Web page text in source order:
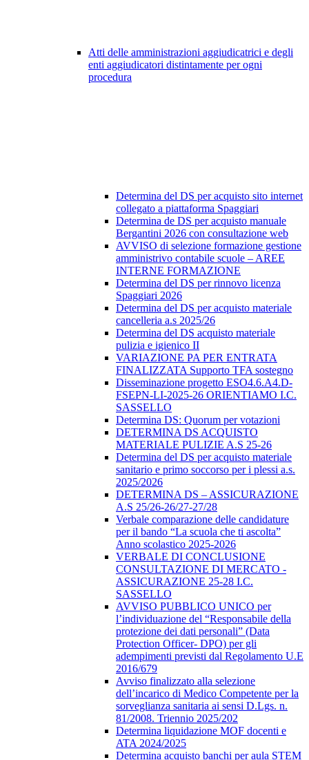
Atti delle amministrazioni aggiudicatrici e degli
enti aggiudicatori distintamente per ogni
procedura
Determina del DS per acquisto sito internet
collegato a piattaforma Spaggiari
Determina de DS per acquisto manuale
Bergantini 2026 con consultazione web
AVVISO di selezione formazione gestione
amministrivo contabile scuole – AREE
INTERNE FORMAZIONE
Determina del DS per rinnovo licenza
Spaggiari 2026
Determina del DS per acquisto materiale
cancelleria a.s 2025/26
Determina del DS acquisto materiale
pulizia e igienico II
VARIAZIONE PA PER ENTRATA
FINALIZZATA Supporto TFA sostegno
Disseminazione progetto ESO4.6.A4.D-
FSEPN-LI-2025-26 ORIENTIAMO I.C.
SASSELLO
Determina DS: Quorum per votazioni
DETERMINA DS ACQUISTO
MATERIALE PULIZIE A.S 25-26
Determina del DS per acquisto materiale
sanitario e primo soccorso per i plessi a.s.
2025/2026
DETERMINA DS – ASSICURAZIONE
A.S 25/26-26/27-27/28
Verbale comparazione delle candidature
per il bando “La scuola che ti ascolta”
Anno scolastico 2025-2026
VERBALE DI CONCLUSIONE
CONSULTAZIONE DI MERCATO -
ASSICURAZIONE 25-28 I.C.
SASSELLO
AVVISO PUBBLICO UNICO per
l’individuazione del “Responsabile della
protezione dei dati personali” (Data
Protection Officer- DPO) per gli
adempimenti previsti dal Regolamento U.E
2016/679
Avviso finalizzato alla selezione
dell’incarico di Medico Competente per la
sorveglianza sanitaria ai sensi D.Lgs. n.
81/2008. Triennio 2025/202
Determina liquidazione MOF docenti e
ATA 2024/2025
Determina acquisto banchi per aula STEM